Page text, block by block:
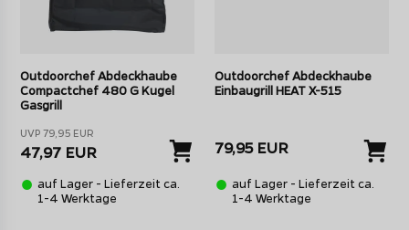
Outdoorchef Abdeckhaube
Compactchef 480 G Kugel
Gasgrill
UVP 79,95 EUR
47,97 EUR
auf Lager - Lieferzeit ca.
1-4 Werktage
Outdoorchef Abdeckhaube
Einbaugrill HEAT X-515
79,95 EUR
auf Lager - Lieferzeit ca.
1-4 Werktage